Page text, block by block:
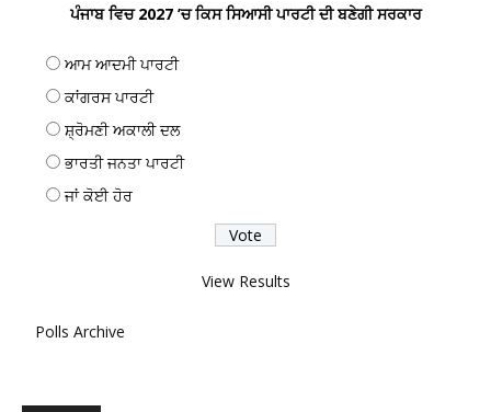
ਪੰਜਾਬ ਵਿਚ 2027 ’ਚ ਕਿਸ ਸਿਆਸੀ ਪਾਰਟੀ ਦੀ ਬਣੇਗੀ ਸਰਕਾਰ
ਆਮ ਆਦਮੀ ਪਾਰਟੀ
ਕਾਂਗਰਸ ਪਾਰਟੀ
ਸ਼੍ਰੋਮਣੀ ਅਕਾਲੀ ਦਲ
ਭਾਰਤੀ ਜਨਤਾ ਪਾਰਟੀ
ਜਾਂ ਕੋਈ ਹੋਰ
View Results
Polls Archive